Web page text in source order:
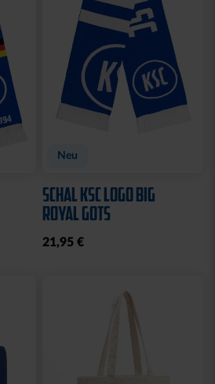
Neu
SCHAL KSC LOGO BIG
ROYAL GOTS
21,95 €